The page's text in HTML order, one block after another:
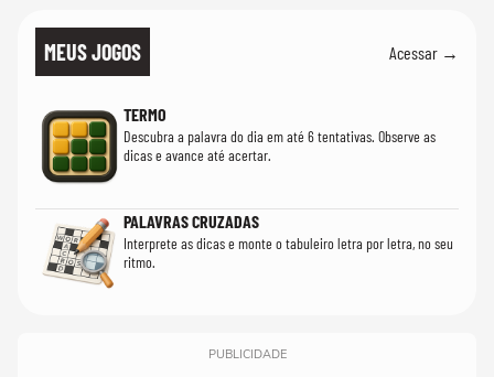
MEUS JOGOS Acessar →
TERMO
Descubra a palavra do dia em até 6 tentativas. Observe as
dicas e avance até acertar.
PALAVRAS CRUZADAS
Interprete as dicas e monte o tabuleiro letra por letra, no seu
ritmo.
PUBLICIDADE